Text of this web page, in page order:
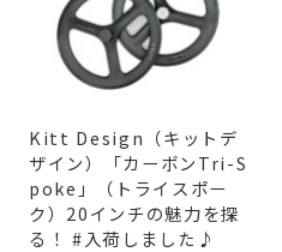
Kitt Design（キットデ
ザイン）「カーボンTri-S
poke」（トライスポー
ク）20インチの魅力を探
る！ #入荷しました♪